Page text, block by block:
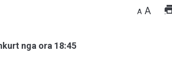
A A
nga ora 18:45